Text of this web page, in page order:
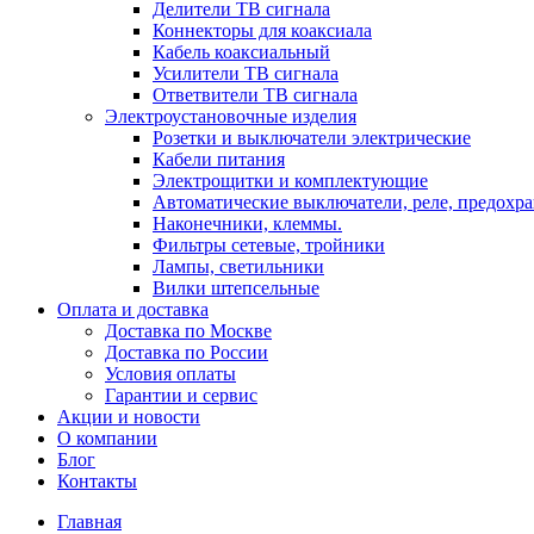
Делители ТВ сигнала
Коннекторы для коаксиала
Кабель коаксиальный
Усилители ТВ сигнала
Ответвители ТВ сигнала
Электроустановочные изделия
Розетки и выключатели электрические
Кабели питания
Электрощитки и комплектующие
Автоматические выключатели, реле,
Наконечники, клеммы.
Фильтры сетевые, тройники
Лампы, светильники
Вилки штепсельные
Оплата и доставка
Доставка по Москве
Доставка по России
Условия оплаты
Гарантии и сервис
Акции и новости
О компании
Блог
Контакты
Главная